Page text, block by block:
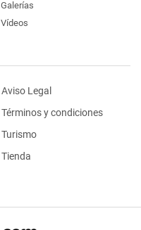
Galerías
Vídeos
Aviso Legal
Términos y condiciones
Turismo
Tienda